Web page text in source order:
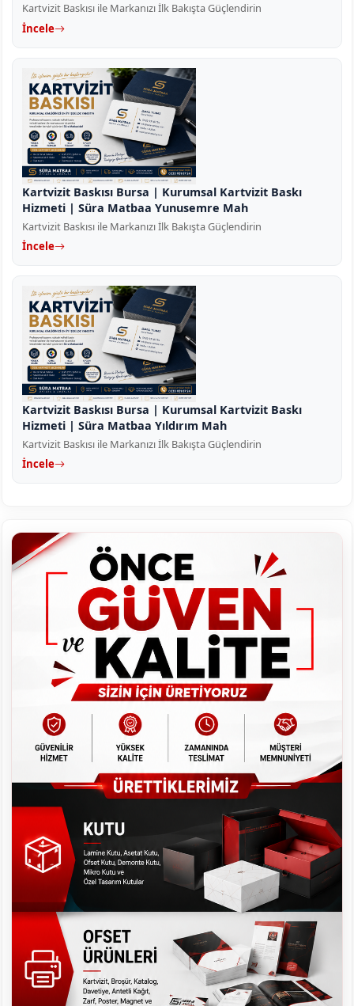
Kartvizit Baskısı ile Markanızı İlk Bakışta Güçlendirin
İncele
Kartvizit Baskısı Bursa | Kurumsal Kartvizit Baskı
Hizmeti | Süra Matbaa Yunusemre Mah
Kartvizit Baskısı ile Markanızı İlk Bakışta Güçlendirin
İncele
Kartvizit Baskısı Bursa | Kurumsal Kartvizit Baskı
Hizmeti | Süra Matbaa Yıldırım Mah
Kartvizit Baskısı ile Markanızı İlk Bakışta Güçlendirin
İncele